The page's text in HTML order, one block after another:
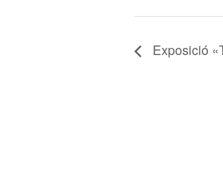
Exposició